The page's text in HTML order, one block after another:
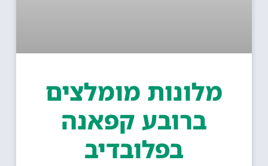
מלונות מומלצים
ברובע קפאנה
בפלובדיב